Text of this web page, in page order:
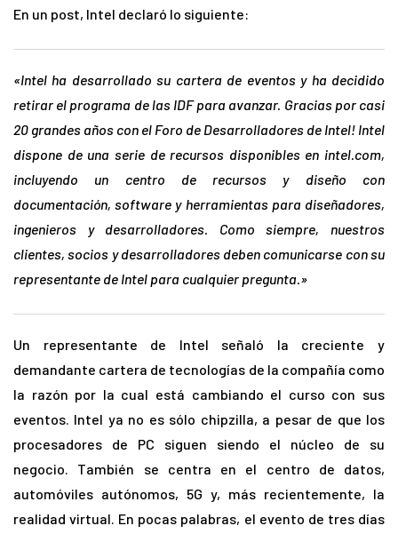
En un post, Intel declaró lo siguiente:
«Intel ha desarrollado su cartera de eventos y ha decidido
retirar el programa de las IDF para avanzar. Gracias por casi
20 grandes años con el Foro de Desarrolladores de Intel! Intel
dispone de una serie de recursos disponibles en intel.com,
incluyendo un centro de recursos y diseño con
documentación, software y herramientas para diseñadores,
ingenieros y desarrolladores. Como siempre, nuestros
clientes, socios y desarrolladores deben comunicarse con su
representante de Intel para cualquier pregunta.»
Un representante de Intel señaló la creciente y
demandante cartera de tecnologías de la compañía como
la razón por la cual está cambiando el curso con sus
eventos. Intel ya no es sólo chipzilla, a pesar de que los
procesadores de PC siguen siendo el núcleo de su
negocio. También se centra en el centro de datos,
automóviles autónomos, 5G y, más recientemente, la
realidad virtual. En pocas palabras, el evento de tres días